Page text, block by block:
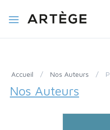
Accueil / Nos Auteurs /
Nos Auteurs